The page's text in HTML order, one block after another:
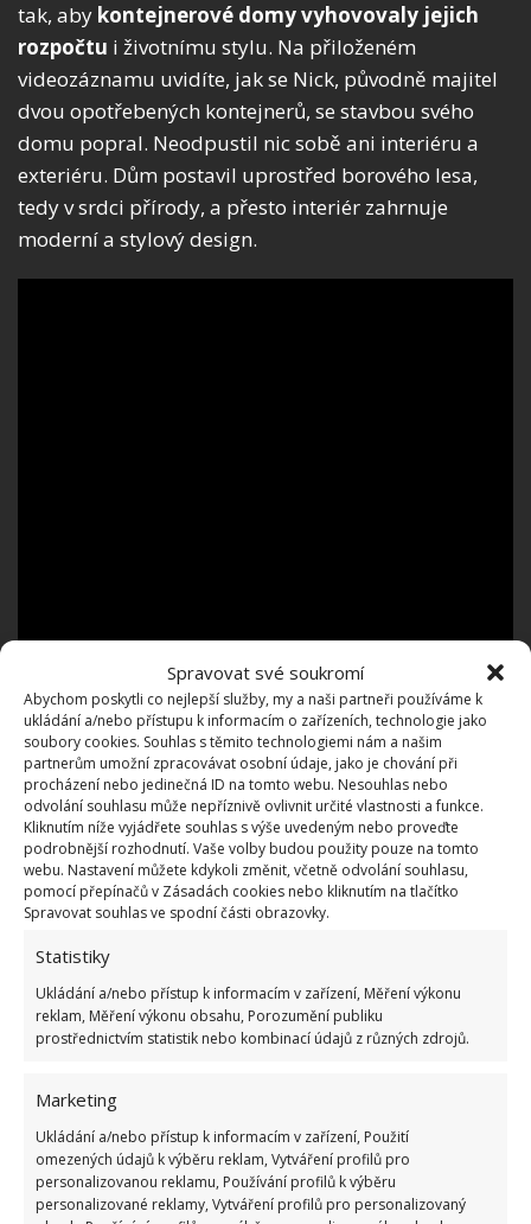
Spravovat své soukromí
Abychom poskytli co nejlepší služby, my a naši partneři používáme k
ukládání a/nebo přístupu k informacím o zařízeních, technologie jako
soubory cookies. Souhlas s těmito technologiemi nám a našim
partnerům umožní zpracovávat osobní údaje, jako je chování při
procházení nebo jedinečná ID na tomto webu. Nesouhlas nebo
odvolání souhlasu může nepříznivě ovlivnit určité vlastnosti a funkce.
Kliknutím níže vyjádřete souhlas s výše uvedeným nebo proveďte
podrobnější rozhodnutí. Vaše volby budou použity pouze na tomto
webu. Nastavení můžete kdykoli změnit, včetně odvolání souhlasu,
pomocí přepínačů v Zásadách cookies nebo kliknutím na tlačítko
Spravovat souhlas ve spodní části obrazovky.
Statistiky
Ukládání a/nebo přístup k informacím v zařízení, Měření výkonu
reklam, Měření výkonu obsahu, Porozumění publiku
prostřednictvím statistik nebo kombinací údajů z různých zdrojů.
Marketing
Ukládání a/nebo přístup k informacím v zařízení, Použití
omezených údajů k výběru reklam, Vytváření profilů pro
personalizovanou reklamu, Používání profilů k výběru
personalizované reklamy, Vytváření profilů pro personalizovaný
tak, aby kontejnerové domy vyhovovaly jejich
rozpočtu i životnímu stylu. Na přiloženém
videozáznamu uvidíte, jak se Nick, původně majitel
dvou opotřebených kontejnerů, se stavbou svého
domu popral. Neodpustil nic sobě ani interiéru a
exteriéru. Dům postavil uprostřed borového lesa,
tedy v srdci přírody, a přesto interiér zahrnuje
moderní a stylový design.
Je prosvětlený, ve spodní části se nachází moderní
kuchyně s obývacím prostorem, v patře pak dvě
útulné ložnice. Ana terasu se vešla dokonce
vířivka. Tento dvoupodlažní domek je dokonalý po
všech stránkách, a může být pro každého inspirací.
pětičlenná rodina, o čemž jsme na BydlímeÚtulně
také nedávno psali.